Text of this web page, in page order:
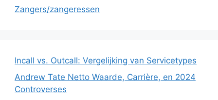
Zangers/zangeressen
Incall vs. Outcall: Vergelijking van Servicetypes
Andrew Tate Netto Waarde, Carrière, en 2024
Controverses